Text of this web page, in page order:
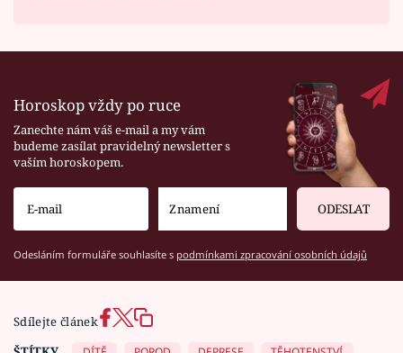
Horoskop vždy po ruce
Zanechte nám váš e-mail a my vám
budeme zasílat pravidelný newsletter s
vaším horoskopem.
ODESLAT
Odesláním formuláře souhlasíte s podmínkami zpracování osobních údajů
Sdílejte článek